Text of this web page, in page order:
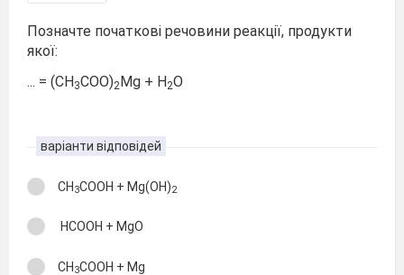
Позначте початкові речовини реакції, продукти
якої:
... = (СH3COO)2Mg + H2O
варіанти відповідей
CH3COOH + Mg(OH)2
HCOOH + MgO
CH3COOH + Mg